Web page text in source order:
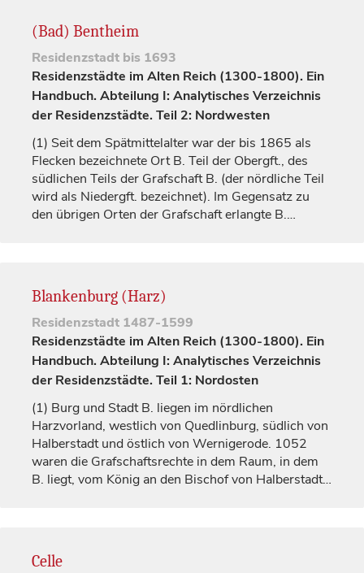
(Bad) Bentheim
Residenzstadt bis 1693
Residenzstädte im Alten Reich (1300-1800). Ein
Handbuch. Abteilung I: Analytisches Verzeichnis
der Residenzstädte. Teil 2: Nordwesten
(1) Seit dem Spätmittelalter war der bis 1865 als
Flecken bezeichnete Ort B. Teil der Obergft., des
südlichen Teils der GrafschaftB. (der nördliche Teil
wird als Niedergft. bezeichnet). Im Gegensatz zu
den übrigen Orten der Grafschafterlangte B.…
Blankenburg (Harz)
Residenzstadt 1487-1599
Residenzstädte im Alten Reich (1300-1800). Ein
Handbuch. Abteilung I: Analytisches Verzeichnis
der Residenzstädte. Teil 1: Nordosten
(1) Burg und Stadt B. liegen im nördlichen
Harzvorland, westlich von Quedlinburg, südlich von
Halberstadtund östlich von Wernigerode. 1052
waren die Grafschaftsrechte in dem Raum, in dem
B. liegt, vom König an den Bischofvon Halberstadt…
Celle